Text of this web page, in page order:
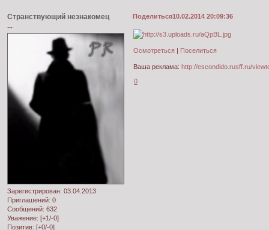
Поделиться10.02.2014 20:09:36
Странствующий незнакомец
...
Зарегистрирован: 03.04.2013
Приглашений: 0
Сообщений: 632
Уважение: [+1/-0]
Позитив: [+0/-0]
Осмотреться | Поселиться
Ваша реклама:http://escondido.rusff.ru/
0